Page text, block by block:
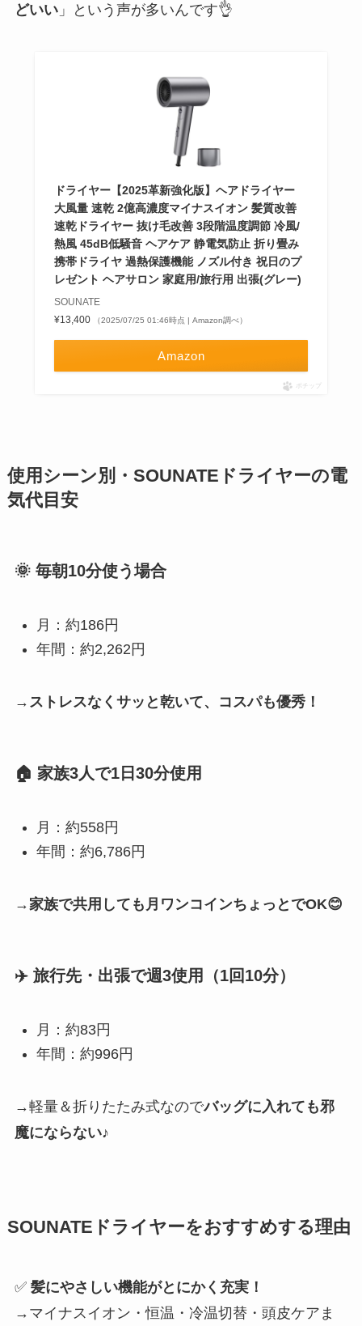
どいい」という声が多いんです👌
ドライヤー【2025革新強化版】ヘアドライヤー
大風量 速乾 2億高濃度マイナスイオン 髪質改善
速乾ドライヤー 抜け毛改善 3段階温度調節 冷風/
熱風 45dB低騒音 ヘアケア 静電気防止 折り畳み
携帯ドライヤ 過熱保護機能 ノズル付き 祝日のプ
レゼント ヘアサロン 家庭用/旅行用 出張(グレー)
SOUNATE
¥13,400
（2025/07/25 01:46時点 | Amazon調べ）
Amazon
ポチップ
使用シーン別・SOUNATEドライヤーの電
気代目安
🌞 毎朝10分使う場合
月：約186円
年間：約2,262円
→ ストレスなくサッと乾いて、コスパも優秀！
🏠 家族3人で1日30分使用
月：約558円
年間：約6,786円
→家族で共用しても月ワンコインちょっとでOK😊
✈️ 旅行先・出張で週3使用（1回10分）
月：約83円
年間：約996円
→軽量＆折りたたみ式なのでバッグに入れても邪
魔にならない♪
SOUNATEドライヤーをおすすめする理由
✅ 髪にやさしい機能がとにかく充実！
→マイナスイオン・恒温・冷温切替・頭皮ケアま